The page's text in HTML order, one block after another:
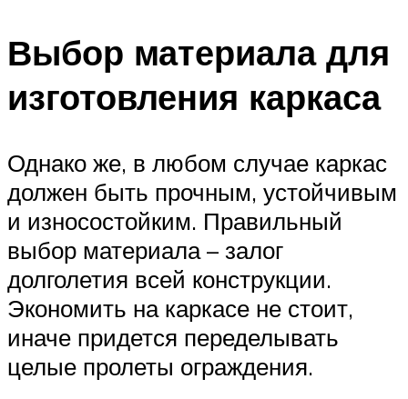
Выбор материала для
изготовления каркаса
Однако же, в любом случае каркас
должен быть прочным, устойчивым
и износостойким. Правильный
выбор материала – залог
долголетия всей конструкции.
Экономить на каркасе не стоит,
иначе придется переделывать
целые пролеты ограждения.